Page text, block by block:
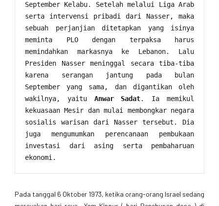
September Kelabu. Setelah melalui Liga Arab
serta intervensi pribadi dari Nasser, maka
sebuah perjanjian ditetapkan yang isinya
meminta PLO dengan terpaksa harus
memindahkan markasnya ke Lebanon. Lalu
Presiden Nasser meninggal secara tiba-tiba
karena serangan jantung pada bulan
September yang sama, dan digantikan oleh
wakilnya, yaitu Anwar Sadat. Ia memikul
kekuasaan Mesir dan mulai membongkar negara
sosialis warisan dari Nasser tersebut. Dia
juga mengumumkan perencanaan pembukaan
investasi dari asing serta pembaharuan
ekonomi.
Pada tanggal 6 Oktober 1973, ketika orang-orang Israel sedang